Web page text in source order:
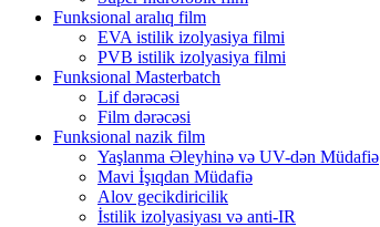
Funksional aralıq film
EVA istilik izolyasiya filmi
PVB istilik izolyasiya filmi
Funksional Masterbatch
Lif dərəcəsi
Film dərəcəsi
Funksional nazik film
Yaşlanma Əleyhinə və UV-dən Müdafiə
Mavi İşıqdan Müdafiə
Alov gecikdiricilik
İstilik izolyasiyası və anti-IR